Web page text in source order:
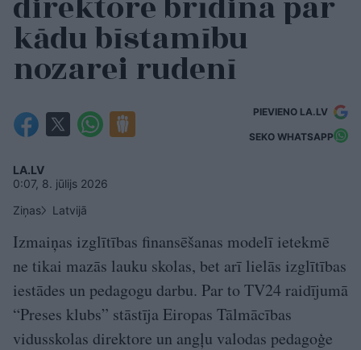
kādu bīstamību
nozarei rudenī
PIEVIENO LA.LV
SEKO WHATSAPP
LA.LV
0:07, 8. jūlijs 2026
Ziņas
Latvijā
Izmaiņas izglītības finansēšanas modelī ietekmē
ne tikai mazās lauku skolas, bet arī lielās izglītības
iestādes un pedagogu darbu. Par to TV24 raidījumā
“Preses klubs” stāstīja Eiropas Tālmācības
vidusskolas direktore un angļu valodas pedagoģe